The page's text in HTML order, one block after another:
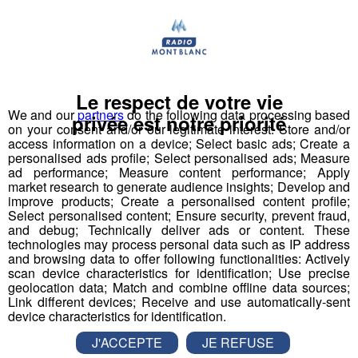
Actualités Régionales 09h03
Actualités Régionales 08h32
31.07.2026 Actualités Régionales 07h32 2'00"
31.07.2026 Actualités Régionales 07h04 3'19"
30.07.2026 Actualités Régionales 13h03 2'03"
30.07.2026 Actualités Régionales 12h02 2'03"
30.07.2026 Actualités Régionales 10h03 2'52"
30.07.2026 Actualités Régionales 09h32 2'09"
30.07.2026 Actualités Régionales 09h06 2'56"
Actualités Régionales 08h34
Haute-Savoie : deux nouveaux cas
de fièvre catarrhale détectés dans
le Chablais
Deux nouveaux cas de fièvre catarrhale ont été
détectés en Haute-Savoie en fin de semaine dernière
: l’un à Bogève, l’autre à Lucinges, deux communes
situées dans le périmètre interdit délimité par les
We and ourpartnersdo the following data processing based
on your consent and/or our legitimate interest: Store and/or
access information on a device; Select basic ads; Create a
personalised ads profile; Select personalised ads; Measure
ad performance; Measure content performance; Apply
market research to generate audience insights; Develop and
improve products; Create a personalised content profile;
Select personalised content; Ensure security, prevent fraud,
and debug; Technically deliver ads or content. These
technologies may process personal data such as IP address
and browsing data to offer following functionalities: Actively
scan device characteristics for identification; Use precise
geolocation data; Match and combine offline data sources;
Link different devices; Receive and use automatically-sent
device characteristics for identification.
Le respect de votre vie
privée est notre priorité
J'ACCEPTE
JE REFUSE